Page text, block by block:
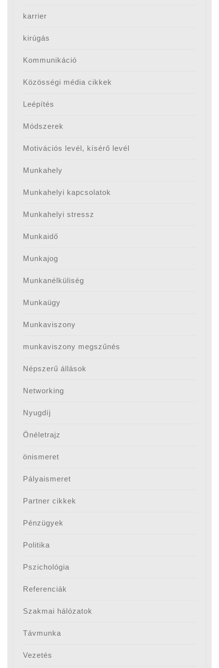
karrier
kirúgás
Kommunikáció
Közösségi média cikkek
Leépítés
Módszerek
Motivációs levél, kísérő levél
Munkahely
Munkahelyi kapcsolatok
Munkahelyi stressz
Munkaidő
Munkajog
Munkanélküliség
Munkaügy
Munkaviszony
munkaviszony megszűnés
Népszerű állások
Networking
Nyugdíj
Önéletrajz
önismeret
Pályaismeret
Partner cikkek
Pénzügyek
Politika
Pszichológia
Referenciák
Szakmai hálózatok
Távmunka
Vezetés